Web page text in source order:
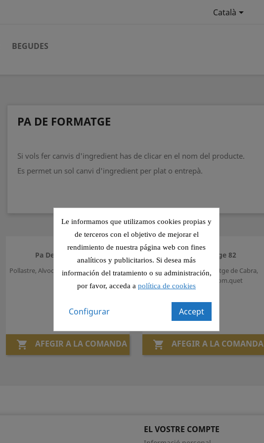
Català
BEGUDES
PA DE FORMATGE
Si vols fer canvis d'ingredient has de clicar en el nom del producte.
Es permet un sol canvi d'ingredient per plat o entrepà.
Pa De Formatge 81
Pollastre, Alvocat, Canonges i Tom.quet
 AFEGIR A LA COMANDA
Pa De Formatge 82
Llom, Pernil Slat, Formatge de Cabra,
Esp.rrecs Verds i Tom.quet
Preu
6,10 €
 AFEGIR A LA COMANDA
EL VOSTRE COMPTE
Le informamos que utilizamos cookies propias y
de terceros con el objetivo de mejorar el
rendimiento de nuestra página web con fines
analíticos y publicitarios. Si desea más
información del tratamiento o su administración,
por favor, acceda a política de cookies
Accept
Configurar